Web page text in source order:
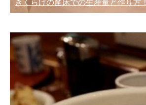
きくらげの菌床での生産量と作り方！